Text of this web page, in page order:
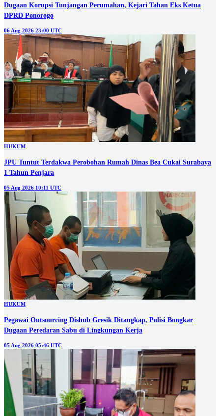
Dugaan Korupsi Tunjangan Perumahan, Kejari Tahan Eks Ketua
DPRD Ponorogo
06 Aug 2026 23:00 UTC
HUKUM
JPU Tuntut Terdakwa Perobohan Rumah Dinas Bea Cukai Surabaya
1 Tahun Penjara
05 Aug 2026 10:11 UTC
HUKUM
Pegawai Outsourcing Dishub Gresik Ditangkap, Polisi Bongkar
Dugaan Peredaran Sabu di Lingkungan Kerja
05 Aug 2026 05:46 UTC